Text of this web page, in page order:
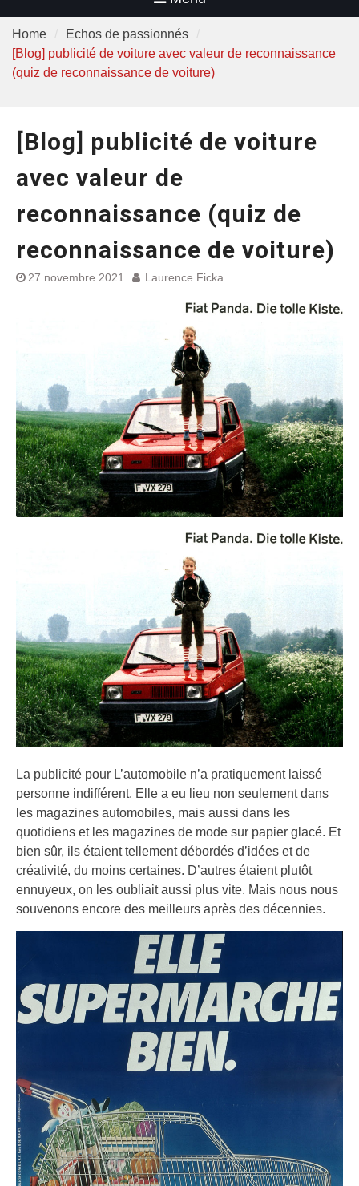
Home
Echos de passionnés
[Blog] publicité de voiture avec valeur de reconnaissance
(quiz de reconnaissance de voiture)
[Blog] publicité de voiture
avec valeur de
reconnaissance (quiz de
reconnaissance de voiture)
27 novembre 2021 Laurence Ficka
La publicité pour L’automobile n’a pratiquement laissé
personne indifférent. Elle a eu lieu non seulement dans
les magazines automobiles, mais aussi dans les
quotidiens et les magazines de mode sur papier glacé. Et
bien sûr, ils étaient tellement débordés d’idées et de
créativité, du moins certaines. D’autres étaient plutôt
ennuyeux, on les oubliait aussi plus vite. Mais nous nous
souvenons encore des meilleurs après des décennies.